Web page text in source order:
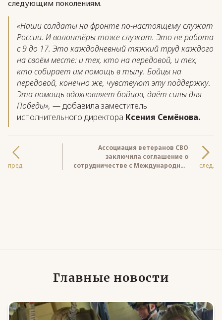
следующим поколениям.
«Наши солдаты на фронте по-настоящему служат
России. И волонтёры тоже служат. Это не работа
с 9 до 17. Это каждодневный тяжкий труд каждого
на своём месте: и тех, кто на передовой, и тех,
кто собирает им помощь в тылу. Бойцы на
передовой, конечно же, чувствуют эту поддержку.
Эта помощь вдохновляет бойцов, даёт силы для
Победы», — добавила заместитель
исполнительного директора Ксения Семёнова.
пред.
Ассоциация ветеранов СВО
заключила соглашение о
сотрудничестве с Международной
след.
Главные новости